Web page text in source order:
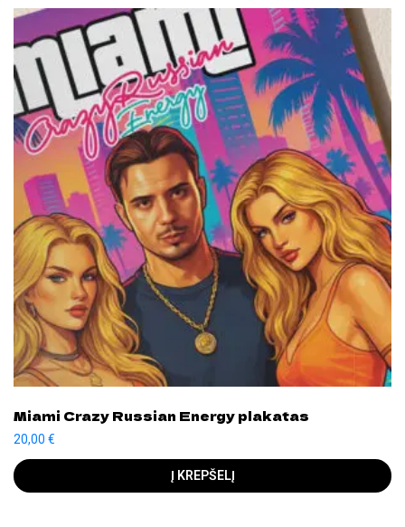
Miami Crazy Russian Energy plakatas
20,00 €
Į KREPŠELĮ